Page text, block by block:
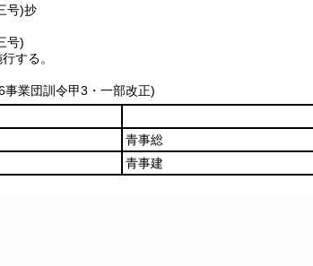
号)抄
号)
する。
業団訓令甲3・一部改正)
青事総
青事建